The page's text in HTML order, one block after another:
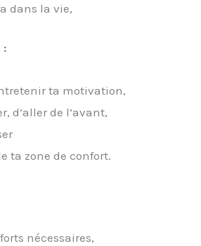
dans la vie,
:
ta motivation,
d’aller de l’avant,
ta zone de confort.
nécessaires,